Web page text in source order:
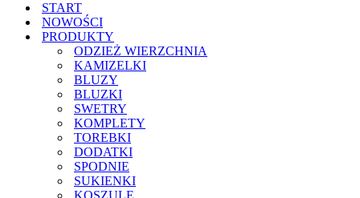
START
NOWOŚCI
PRODUKTY
ODZIEŻ WIERZCHNIA
KAMIZELKI
BLUZY
BLUZKI
SWETRY
KOMPLETY
TOREBKI
DODATKI
SPODNIE
SUKIENKI
KOSZULE